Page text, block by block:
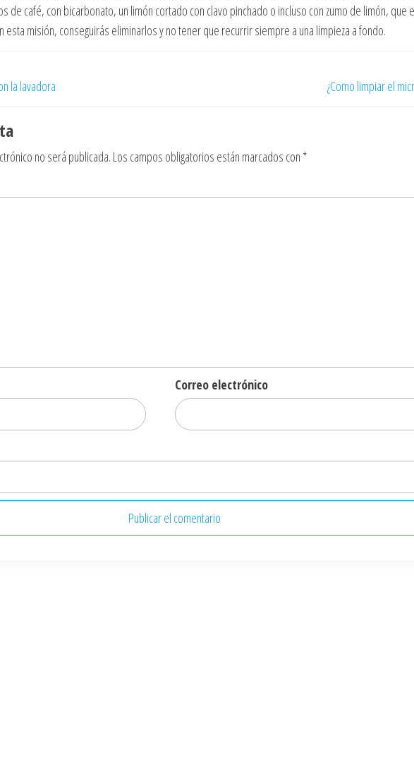
de café, con bicarbonato, un limón cortado con clavo pinchado o incluso con zumo de limón, que
esta misión, conseguirás eliminarlos y no tener que recurrir siempre a una limpieza a fondo.
la lavadora ¿Como limpiar el
no será publicada. Los campos obligatorios están marcados con *
Correo electrónico